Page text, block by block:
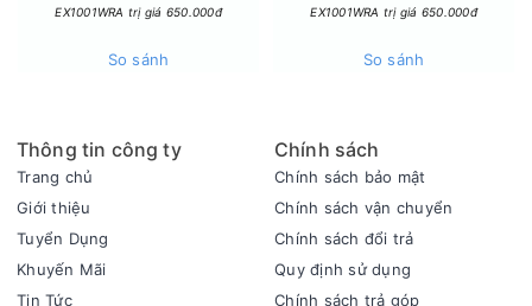
EX1001WRA trị giá 650.000đ
So sánh
EX1001WRA trị giá 650.000đ
So sánh
Thông tin công ty
Trang chủ
Giới thiệu
Tuyển Dụng
Khuyến Mãi
Tin Tức
Chính sách
Chính sách bảo mật
Chính sách vận chuyển
Chính sách đổi trả
Quy định sử dụng
Chính sách trả góp